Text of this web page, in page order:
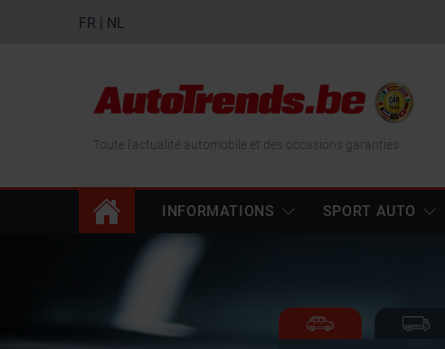
FR | NL
Toute l'actualité automobile et des occasions garanties
INFORMATIONS SPORT AUTO